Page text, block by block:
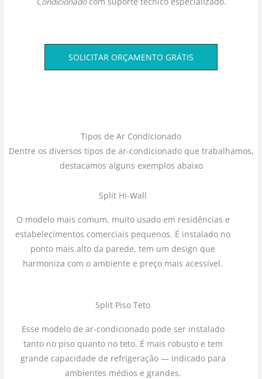
SOLICITAR ORÇAMENTO GRÁTIS
Tipos de Ar Condicionado
Dentre os diversos tipos de ar-condicionado que trabalhamos,
destacamos alguns exemplos abaixo
Split Hi-Wall
O modelo mais comum, muito usado em residências e
estabelecimentos comerciais pequenos. É instalado no
ponto mais alto da parede, tem um design que
harmoniza com o ambiente e preço mais acessível.
Split Piso Teto
Esse modelo de ar-condicionado pode ser instalado
tanto no piso quanto no teto. É mais robusto e tem
grande capacidade de refrigeração — indicado para
ambientes médios e grandes.